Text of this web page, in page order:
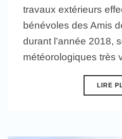
travaux extérieurs
bénévoles des Amis
durant l’année 2018,
météorologiques très
LIRE